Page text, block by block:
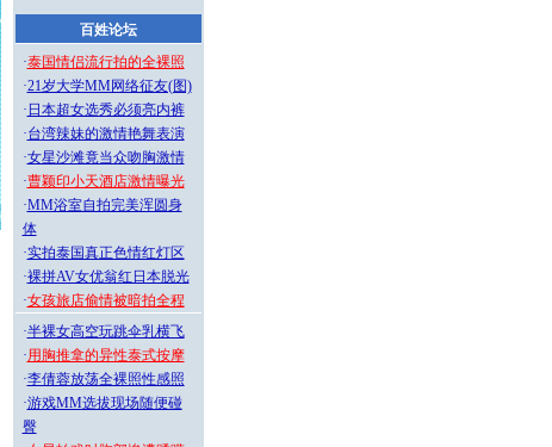
百姓论坛
·泰国情侣流行拍的全裸照
·21岁大学MM网络征友(图)
· 日本超女选秀必须亮内裤
·台湾辣妹的激情艳舞表演
·女星沙滩竟当众吻胸激情
·曹颖印小天酒店激情曝光
·MM浴室自拍完美浑圆身
体
·实拍泰国真正色情红灯区
·裸拼AV女优翁红日本脱光
·女孩旅店偷情被暗拍全程
·半裸女高空玩跳伞乳横飞
·用胸推拿的异性泰式按摩
·李倩蓉放荡全裸照性感照
·游戏MM选拔现场随便碰
臀